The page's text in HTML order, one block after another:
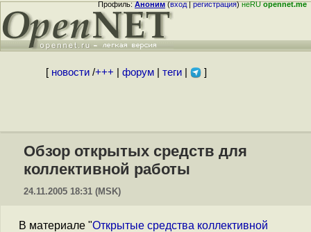
Профиль:Аноним(вход|регистрация)неRUopennet.me
[ новости/+++ форум| теги| ]
Обзор открытых средств для
коллективной работы
24.11.2005 18:31 (MSK)
В материале "Открытые средства коллективной